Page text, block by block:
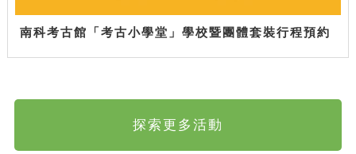
南科考古館「考古小學堂」學校暨團體套裝行程預約
探索更多活動